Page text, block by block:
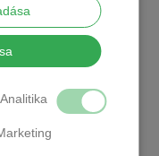
Analitika